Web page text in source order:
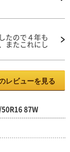
いしポテンザ
ってます。
たので４年も
またこれにし
レビューを見る
87W